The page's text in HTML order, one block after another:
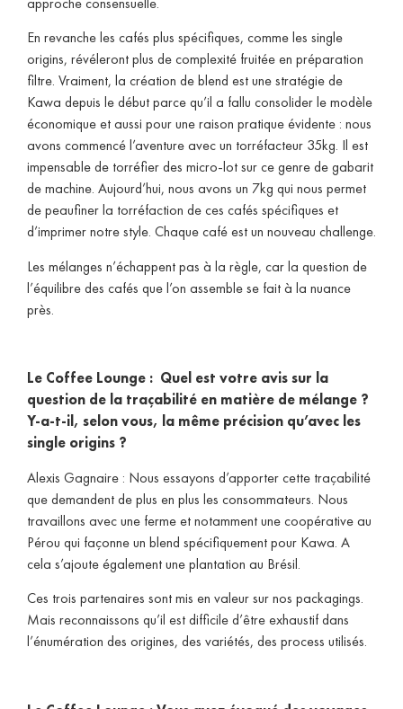
En revanche les cafés plus spécifiques, comme les single
origins, révéleront plus de complexité fruitée en préparation
filtre. Vraiment, la création de blend est une stratégie de
Kawa depuis le début parce qu’il a fallu consolider le modèle
économique et aussi pour une raison pratique évidente : nous
avons commencé l’aventure avec un torréfacteur 35kg. Il est
impensable de torréfier des micro-lot sur ce genre de gabarit
de machine. Aujourd’hui, nous avons un 7kg qui nous permet
de peaufiner la torréfaction de ces cafés spécifiques et
d’imprimer notre style. Chaque café est un nouveau challenge.
Les mélanges n’échappent pas à la règle, car la question de
l’équilibre des cafés que l’on assemble se fait à la nuance
près.
Le Coffee Lounge : Quel est votre avis sur la
question de la traçabilité en matière de mélange ?
Y-a-t-il, selon vous, la même précision qu’avec les
single origins ?
Alexis Gagnaire : Nous essayons d’apporter cette traçabilité
que demandent de plus en plus les consommateurs. Nous
travaillons avec une ferme et notamment une coopérative au
Pérou qui façonne un blend spécifiquement pour Kawa. A
cela s’ajoute également une plantation au Brésil.
Ces trois partenaires sont mis en valeur sur nos packagings.
Mais reconnaissons qu’il est difficile d’être exhaustif dans
l’énumération des origines, des variétés, des process utilisés.